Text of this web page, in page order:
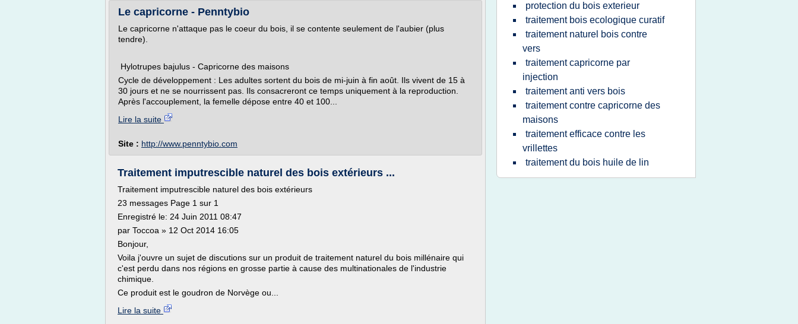
Le capricorne - Penntybio
Le capricorne n'attaque pas le coeur du bois, il se contente seulement de l'aubier (plus
tendre).
Hylotrupes bajulus - Capricorne des maisons
Cycle de développement : Les adultes sortent du bois de mi-juin à fin août. Ils vivent de 15 à
30 jours et ne se nourrissent pas. Ils consacreront ce temps uniquement à la reproduction.
Après l'accouplement, la femelle dépose entre 40 et 100...
Lire la suite
Site : http://www.penntybio.com
Traitement imputrescible naturel des bois extérieurs ...
Traitement imputrescible naturel des bois extérieurs
23 messages Page 1 sur 1
Enregistré le: 24 Juin 2011 08:47
par Toccoa » 12 Oct 2014 16:05
Bonjour,
Voila j'ouvre un sujet de discutions sur un produit de traitement naturel du bois millénaire qui
c'est perdu dans nos régions en grosse partie à cause des multinationales de l'industrie
chimique.
Ce produit est le goudron de Norvège ou...
Lire la suite
protection du bois exterieur
traitement bois ecologique curatif
traitement naturel bois contre
vers
traitement capricorne par
injection
traitement anti vers bois
traitement contre capricorne des
maisons
traitement efficace contre les
vrillettes
traitement du bois huile de lin